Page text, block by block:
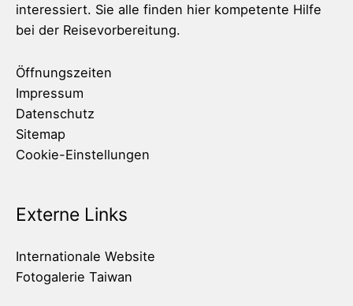
interessiert. Sie alle finden hier kompetente Hilfe
bei der Reisevorbereitung.
Öffnungszeiten
Impressum
Datenschutz
Sitemap
Cookie-Einstellungen
Externe Links
Internationale Website
Fotogalerie Taiwan